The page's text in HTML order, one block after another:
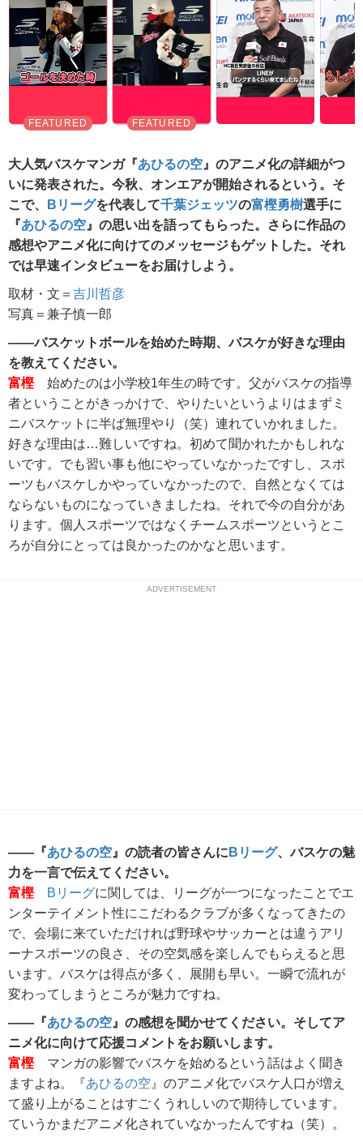
大人気バスケマンガ『あひるの空 』のアニメ化の詳細がつ
いに発表された。今秋、オンエアが開始されるという。そ
こで、
Bリーグを代表して千葉ジェッツの富樫勇樹選手に
『あひるの空 』の思い出を語ってもらった。さらに作品の
感想やアニメ化に向けてのメッセージもゲットした。それ
では早速インタビューをお届けしよう。
取材・文＝ 吉川哲彦
写真＝兼子慎一郎
――バスケットボールを始めた時期、バスケが好きな理由
を教えてください。
富樫始めたのは小学校1年生の時です。父がバスケの指導
者ということがきっかけで、やりたいというよりはまずミ
ニバスケットに半ば無理やり（笑）連れていかれました。
好きな理由は…難しいですね。初めて聞かれたかもしれな
いです。でも習い事も他にやっていなかったですし、スポ
ーツもバスケしかやっていなかったので、自然となくては
ならないものになっていきましたね。それで今の自分があ
ります。個人スポーツではなくチームスポーツというとこ
ろが自分にとっては良かったのかなと思います。
ADVERTISEMENT
――『あひるの空 』の読者の皆さんに Bリーグ、バスケの魅
力を一言で伝えてください。
富樫
Bリーグに関しては、リーグが一つになったことでエ
ンターテイメント性にこだわるクラブが多くなってきたの
で、会場に来ていただければ野球やサッカーとは違うアリ
ーナスポーツの良さ、その空気感を楽しんでもらえると思
います。バスケは得点が多く、展開も早い。一瞬で流れが
変わってしまうところが魅力ですね。
――『あひるの空 』の感想を聞かせてください。そしてア
ニメ化に向けて応援コメントをお願いします。
富樫マンガの影響でバスケを始めるという話はよく聞き
ますよね。『あひるの空 』のアニメ化でバスケ人口が増え
て盛り上がることはすごくうれしいので期待しています。
ていうかまだアニメ化されていなかったんですね（笑）。